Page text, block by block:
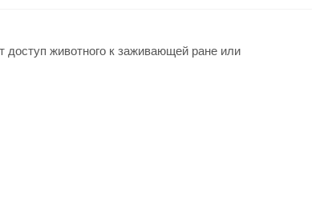
животного к заживающей ране или